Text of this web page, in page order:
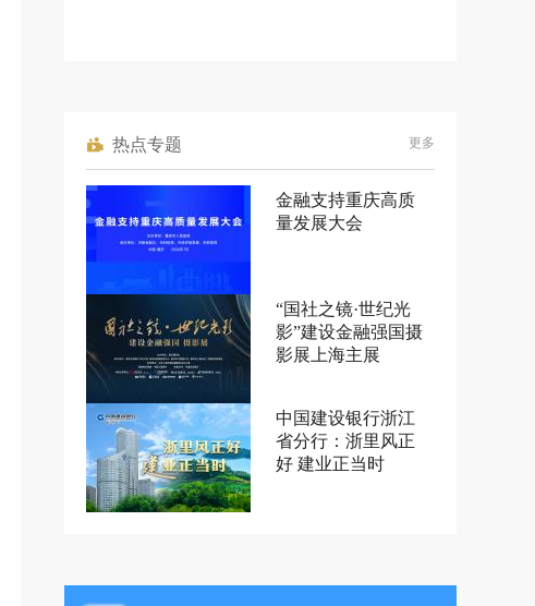
热点专题 更多
金融支持重庆高质
量发展大会
“国社之镜·世纪光
影”建设金融强国摄
影展上海主展
中国建设银行浙江
省分行：浙里风正
好 建业正当时